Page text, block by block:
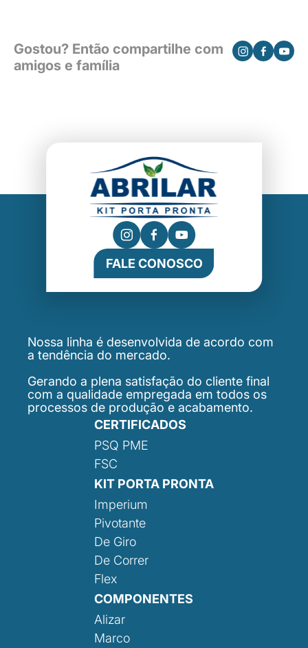
Gostou? Então compartilhe com
amigos e família
FALE CONOSCO
Nossa linha é desenvolvida de acordo com
a tendência do mercado.
Gerando a plena satisfação do cliente final
com a qualidade empregada em todos os
processos de produção e acabamento.
CERTIFICADOS
PSQ PME
FSC
KIT PORTA PRONTA
Imperium
Pivotante
De Giro
De Correr
Flex
COMPONENTES
Alizar
Marco